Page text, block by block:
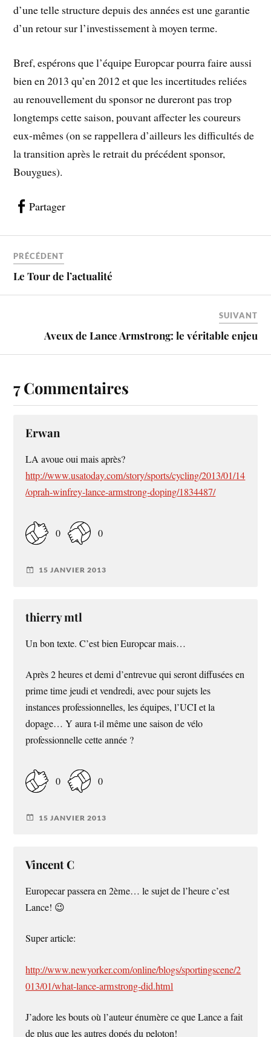
d’une telle structure depuis des années est une garantie
d’un retour sur l’investissement à moyen terme.
Bref, espérons que l’équipe Europcar pourra faire aussi
bien en 2013 qu’en 2012 et que les incertitudes reliées
au renouvellement du sponsor ne dureront pas trop
longtemps cette saison, pouvant affecter les coureurs
eux-mêmes (on se rappellera d’ailleurs les difficultés de
la transition après le retrait du précédent sponsor,
Bouygues).
Partager
PRÉCÉDENT
Le Tour de l’actualité
SUIVANT
Aveux de Lance Armstrong: le véritable enjeu
7 Commentaires
Erwan
LA avoue oui mais après?
http://www.usatoday.com/story/sports/cycling/2013/01/14
/oprah-winfrey-lance-armstrong-doping/1834487/
0 0
15 JANVIER 2013
thierry mtl
Un bon texte. C’est bien Europcar mais…
Après 2 heures et demi d’entrevue qui seront diffusées en
prime time jeudi et vendredi, avec pour sujets les
instances professionnelles, les équipes, l’UCI et la
dopage… Y aura t-il même une saison de vélo
professionnelle cette année ?
0 0
15 JANVIER 2013
Vincent C
Europecar passera en 2ème… le sujet de l’heure c’est
Lance! 😉
Super article:
http://www.newyorker.com/online/blogs/sportingscene/2
013/01/what-lance-armstrong-did.html
J’adore les bouts où l’auteur énumère ce que Lance a fait
de plus que les autres dopés du peloton!